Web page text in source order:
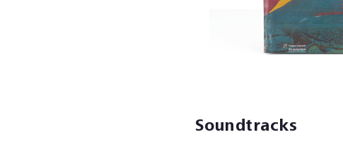
Soundtracks